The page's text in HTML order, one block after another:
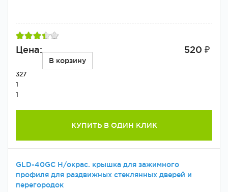
Цена: 520 ₽
В корзину
327
1
1
КУПИТЬ В ОДИН КЛИК
GLD-40GC Н/окрас. крышка для зажимного
профиля для раздвижных стеклянных дверей и
перегородок